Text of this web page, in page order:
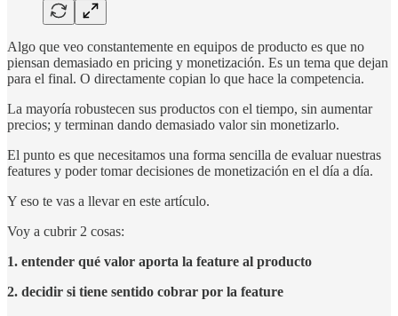
Algo que veo constantemente en equipos de producto es que no
piensan demasiado en pricing y monetización. Es un tema que dejan
para el final. O directamente copian lo que hace la competencia.
La mayoría robustecen sus productos con el tiempo, sin aumentar
precios; y terminan dando demasiado valor sin monetizarlo.
El punto es que necesitamos una forma sencilla de evaluar nuestras
features y poder tomar decisiones de monetización en el día a día.
Y eso te vas a llevar en este artículo.
Voy a cubrir 2 cosas:
1. entender qué valor aporta la feature al producto
2. decidir si tiene sentido cobrar por la feature